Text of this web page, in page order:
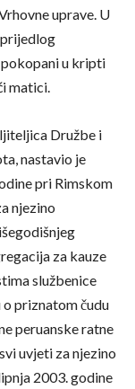
uprave. U
prijedlog
pokopani u kripti
matici.
Družbe i
nastavio je
pri Rimskom
njezino
za kauze
službenice
o priznatom čudu
peruanske ratne
uvjeti za njezino
2003. godine